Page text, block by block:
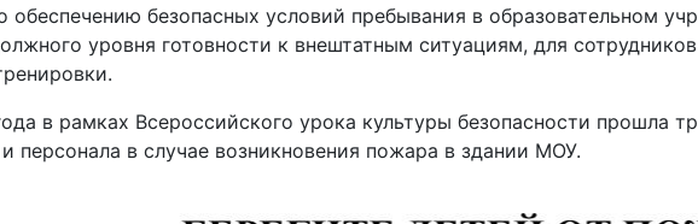
обеспечению безопасных условий пребывания в образовательном
уровня готовности к внештатным ситуациям, для
в рамках Всероссийского урока культуры безопасности прошла
персонала в случае возникновения пожара в здании МОУ.